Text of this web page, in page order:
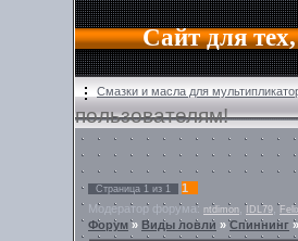
Сайт для
Смазки и масла для
пользователям!
Страница 1 из 1
1
Модератор форума: ntdimon , IDL79 ,
Форум» Виды ловли »Спиннинг »